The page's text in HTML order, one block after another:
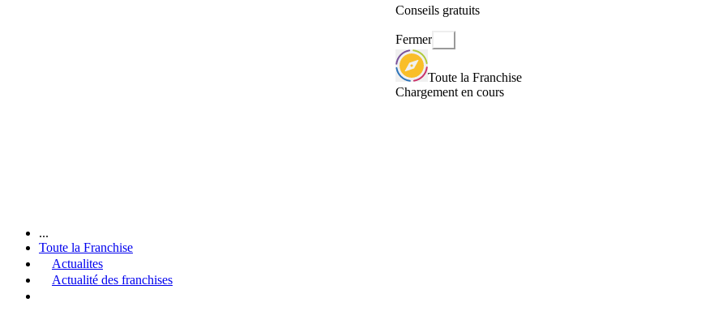
Conseils gratuits
Fermer
Toute la Franchise
Chargement en cours
...
Toute la Franchise
Actualites
Actualité des franchises